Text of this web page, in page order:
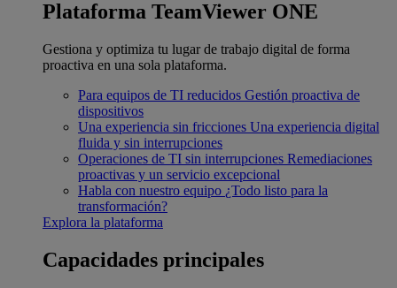
Plataforma TeamViewer ONE
Gestiona y optimiza tu lugar de trabajo digital de forma
proactiva en una sola plataforma.
Para equipos de TI reducidos Gestión proactiva de
dispositivos
Una experiencia sin fricciones Una experiencia digital
fluida y sin interrupciones
Operaciones de TI sin interrupciones Remediaciones
proactivas y un servicio excepcional
Habla con nuestro equipo ¿Todo listo para la
transformación?
Explora la plataforma
Capacidades principales